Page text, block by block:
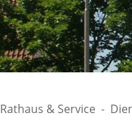
Rathaus & Service